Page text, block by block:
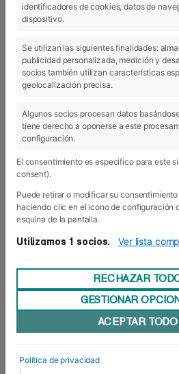
17 May 2018
Cuenta atrás para los
Porque a montar en bici se
como mínimo, intentándolo.
identificadores de cookies, datos de
dispositivo.
Se utilizan las siguientes finalidades:
publicidad personalizada, medición y
socios también utilizan características
geolocalización precisa.
Algunos socios procesan datos
tiene derecho a oponerse a este
configuración.
El consentimiento es específico para este
consent).
Puede retirar o modificar su
haciendo clic en el icono de configuración
esquina de la pantalla.
Utilizamos 1 socios. Ver lista
RECHAZAR
GESTIONAR
ACEPTAR TODO
Política de privacidad